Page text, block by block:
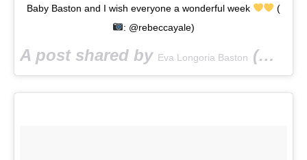
Baby Baston and I wish everyone a wonderful week
(
: @rebeccayale)
A post shared by Eva Longoria Baston (@evalongoria) on